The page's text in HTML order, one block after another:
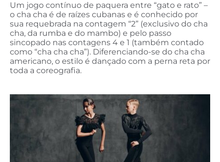
Um jogo contínuo de paquera entre “gato e rato” –
o cha cha é de raízes cubanas e é conhecido por
sua requebrada na contagem “2” (exclusivo do cha
cha, da rumba e do mambo) e pelo passo
sincopado nas contagens 4 e 1 (também contado
como “cha cha cha”). Diferenciando-se do cha cha
americano, o estilo é dançado com a perna reta por
toda a coreografia.